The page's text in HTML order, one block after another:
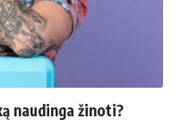
naudinga žinoti?